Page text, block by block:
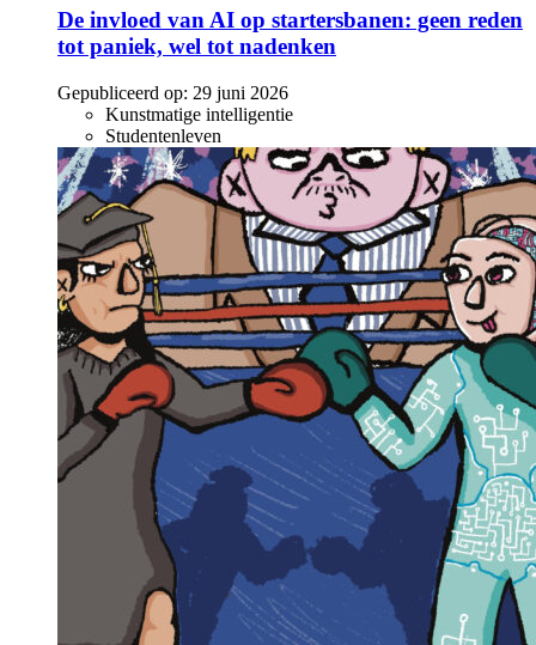
De invloed van AI op startersbanen: geen reden
tot paniek, wel tot nadenken
Gepubliceerd op: 29 juni 2026
Kunstmatige intelligentie
Studentenleven